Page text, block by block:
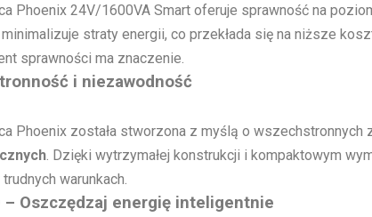
Phoenix 24V/1600VA Smart oferuje sprawność na
straty energii, co przekłada się na niższe
sprawności ma znaczenie.
i niezawodność
Phoenix została stworzona z myślą o
. Dzięki wytrzymałej konstrukcji i kompaktowym
warunkach.
– Oszczędzaj energię inteligentnie